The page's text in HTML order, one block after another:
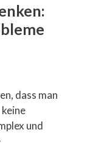
dass man
und